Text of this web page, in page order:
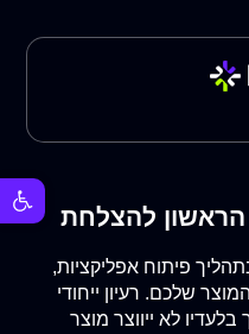
פתח
הראשון להצלחת
פיתוח אפליקציות,
שלכם. רעיון ייחודי
לא ייווצר מוצר